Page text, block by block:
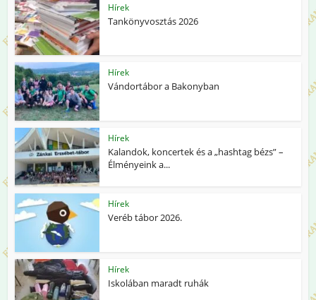
Hírek
Tankönyvosztás 2026
Hírek
Vándortábor a Bakonyban
Hírek
Kalandok, koncertek és a „hashtag bézs” –
Élményeink a...
Hírek
Veréb tábor 2026.
Hírek
Iskolában maradt ruhák